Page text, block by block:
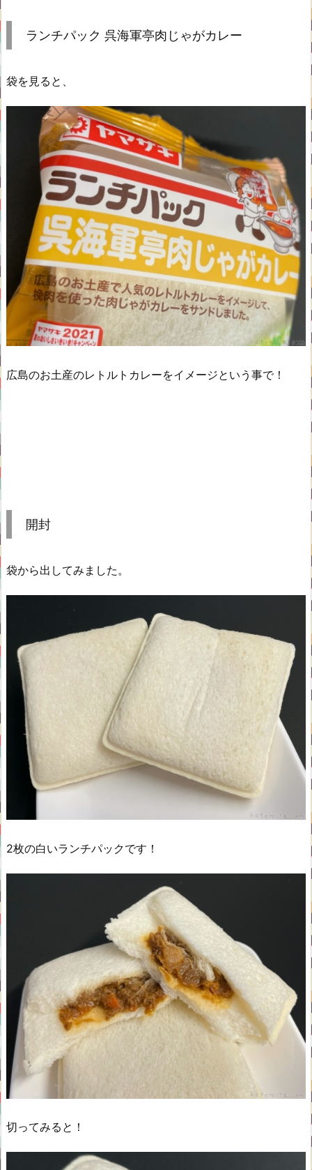
ランチパック 呉海軍亭肉じゃがカレー
袋を見ると、
広島のお土産のレトルトカレーをイメージという事で！
開封
袋から出してみました。
2枚の白いランチパックです！
切ってみると！